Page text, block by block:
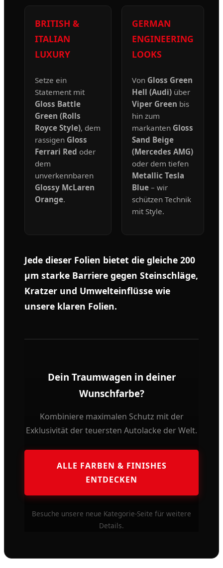
BRITISH &
ITALIAN
LUXURY
Setze ein
Statement mit
Gloss Battle
Green (Rolls
Royce Style), dem
rassigen Gloss
Ferrari Red oder
dem
unverkennbaren
Glossy McLaren
Orange.
GERMAN
ENGINEERING
LOOKS
Von Gloss Green
Hell (Audi) über
Viper Green bis
hin zum
markanten Gloss
Sand Beige
(Mercedes AMG)
oder dem tiefen
Metallic Tesla
Blue – wir
schützen Technik
mit Style.
Jede dieser Folien bietet die gleiche 200
µm starke Barriere gegen Steinschläge,
Kratzer und Umwelteinflüsse wie
unsere klaren Folien.
Dein Traumwagen in deiner
Wunschfarbe?
Kombiniere maximalen Schutz mit der
Exklusivität der teuersten Autolacke der Welt.
ALLE FARBEN & FINISHES
ENTDECKEN
Besuche unsere neue Kategorie-Seite für weitere
Details.